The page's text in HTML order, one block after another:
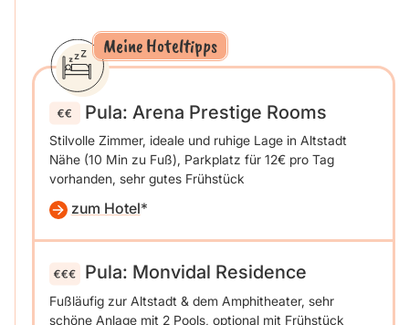
Meine Hoteltipps
Pula: Arena Prestige Rooms
Stilvolle Zimmer, ideale und ruhige Lage in Altstadt
Nähe (10 Min zu Fuß), Parkplatz für 12€ pro Tag
vorhanden, sehr gutes Frühstück
zum Hotel
Pula: Monvidal Residence
Fußläufig zur Altstadt & dem Amphitheater, sehr
schöne Anlage mit 2 Pools, optional mit Frühstück